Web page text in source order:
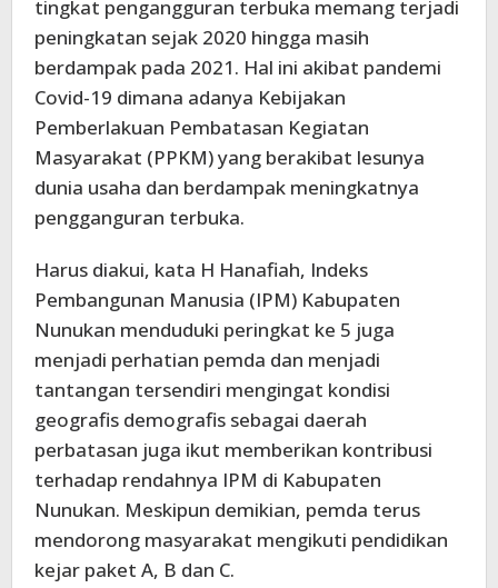
tingkat pengangguran terbuka memang terjadi
peningkatan sejak 2020 hingga masih
berdampak pada 2021. Hal ini akibat pandemi
Covid-19 dimana adanya Kebijakan
Pemberlakuan Pembatasan Kegiatan
Masyarakat (PPKM) yang berakibat lesunya
dunia usaha dan berdampak meningkatnya
pengganguran terbuka.
Harus diakui, kata H Hanafiah, Indeks
Pembangunan Manusia (IPM) Kabupaten
Nunukan menduduki peringkat ke 5 juga
menjadi perhatian pemda dan menjadi
tantangan tersendiri mengingat kondisi
geografis demografis sebagai daerah
perbatasan juga ikut memberikan kontribusi
terhadap rendahnya IPM di Kabupaten
Nunukan. Meskipun demikian, pemda terus
mendorong masyarakat mengikuti pendidikan
kejar paket A, B dan C.